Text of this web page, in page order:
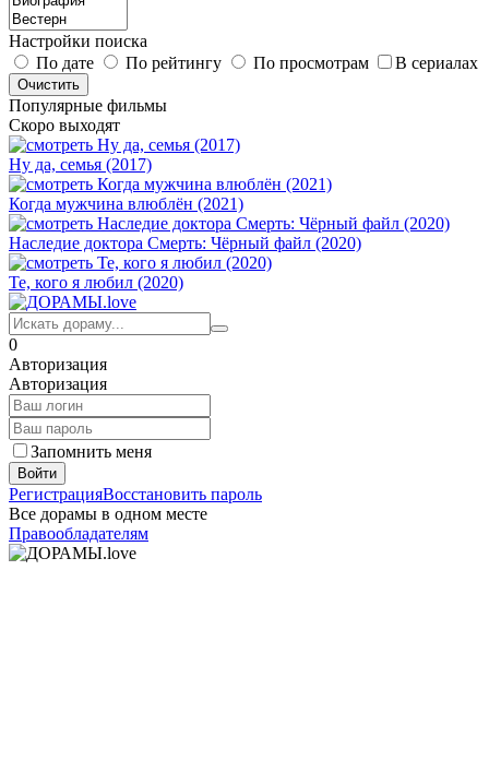
Настройки поиска
По дате
По рейтингу По просмотрам В сериалах
Популярные фильмы
Скоро выходят
Ну да, семья (2017)
Когда мужчина влюблён (2021)
Наследие доктора Смерть: Чёрный файл (2020)
Те, кого я любил (2020)
0
Авторизация
Авторизация
Запомнить меня
Войти
РегистрацияВосстановить пароль
Все дорамы в одном месте
Правообладателям